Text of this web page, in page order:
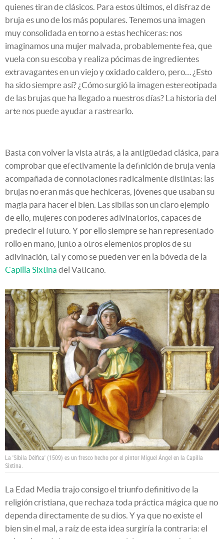
quienes tiran de clásicos. Para estos últimos, el disfraz de
bruja es uno de los más populares. Tenemos una imagen
muy consolidada en torno a estas hechiceras: nos
imaginamos una mujer malvada, probablemente fea, que
vuela con su escoba y realiza pócimas de ingredientes
extravagantes en un viejo y oxidado caldero, pero… ¿Esto
ha sido siempre así? ¿Cómo surgió la imagen estereotipada
de las brujas que ha llegado a nuestros días? La historia del
arte nos puede ayudar a rastrearlo.
Basta con volver la vista atrás, a la antigüedad clásica, para
comprobar que efectivamente la definición de bruja venía
acompañada de connotaciones radicalmente distintas: las
brujas no eran más que hechiceras, jóvenes que usaban su
magia para hacer el bien. Las sibilas son un claro ejemplo
de ello, mujeres con poderes adivinatorios, capaces de
predecir el futuro. Y por ello siempre se han representado
rollo en mano, junto a otros elementos propios de su
adivinación, tal y como se pueden ver en la bóveda de la
Capilla Sixtina del Vaticano.
La 'Sibila Délfica' (1509) es un fresco hecho por el pintor Miguel Ángel en la Capilla
Sixtina.
La Edad Media trajo consigo el triunfo definitivo de la
religión cristiana, que rechaza toda práctica mágica que no
dependa directamente de su dios. Y ya que no existe el
bien sin el mal, a raíz de esta idea surgiría la contraria: el